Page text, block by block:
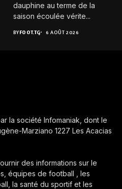
dauphine au terme de la
saison écoulée vérite...
BYFOOT.TG 6 AOÛT 2026
la société Infomaniak, dont le
Marziano 1227 Les Acacias
des informations sur le
équipes de football , les
la santé du sportif et les